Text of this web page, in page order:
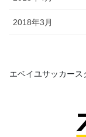
2018年3月
エベイユサッカース